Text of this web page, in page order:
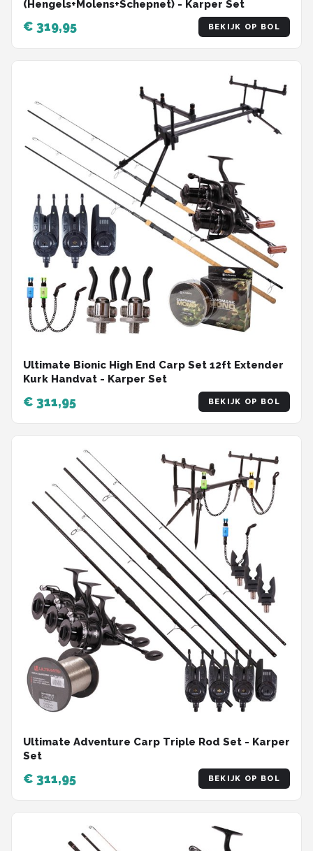
(Hengels+Molens+Schepnet) - Karper Set
€ 319,95 BEKIJK OP BOL
Ultimate Bionic High End Carp Set 12ft Extender
Kurk Handvat - Karper Set
€ 311,95 BEKIJK OP BOL
Ultimate Adventure Carp Triple Rod Set - Karper
Set
€ 311,95 BEKIJK OP BOL